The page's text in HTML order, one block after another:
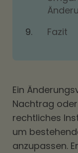
Fazit
Ein
Nachtrag
rechtliches
um
anzupassen.